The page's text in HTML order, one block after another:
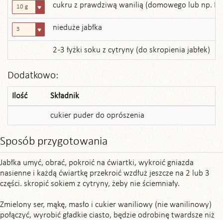
10 g cukru z prawdziwą wanilią (domowego lub np.
3 nieduże jabłka
2 -3 łyżki soku z cytryny (do skropienia jabłek)
Dodatkowo:
Ilość Składnik
cukier puder do oprószenia
Sposób przygotowania
Jabłka umyć, obrać, pokroić na ćwiartki, wykroić gniazda
nasienne i każdą ćwiartkę przekroić wzdłuż jeszcze na 2 lub 3
części. skropić sokiem z cytryny, żeby nie ściemniały.
Zmielony ser, mąkę, masło i cukier waniliowy (nie wanilinowy)
połączyć, wyrobić gładkie ciasto, będzie odrobinę twardsze niż